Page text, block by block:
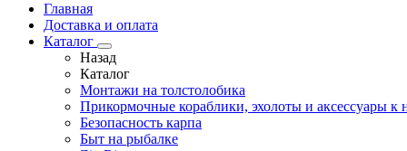
Главная
Доставка и оплата
Каталог
Назад
Каталог
Монтажи на толстолобика
Прикормочные кораблики, эхолоты и аксессуары к
Безопасность карпа
Быт на рыбалке